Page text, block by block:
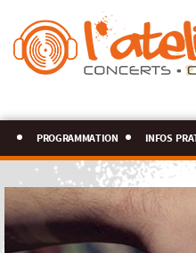
programmation infos